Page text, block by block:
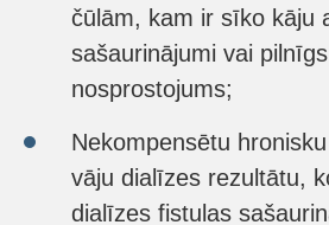
čūlām, kam ir sīko kāju
sašaurinājumi vai
nosprostojums;
Nekompensētu
vāju dialīzes rezultātu,
dialīzes fistulas